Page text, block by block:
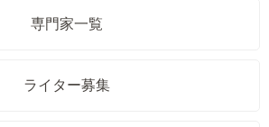
専門家一覧
ライター募集